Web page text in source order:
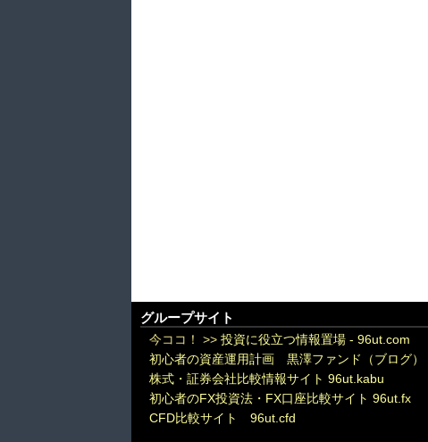
グループサイト
今ココ！ >> 投資に役立つ情報置場 - 96ut.com
初心者の資産運用計画 黒澤ファンド（ブログ）
株式・証券会社比較情報サイト 96ut.kabu
初心者のFX投資法・FX口座比較サイト 96ut.fx
CFD比較サイト 96ut.cfd